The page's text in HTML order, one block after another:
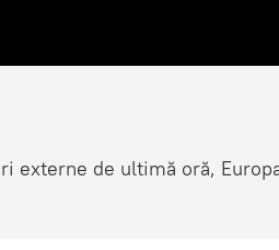
externe de ultimă oră,